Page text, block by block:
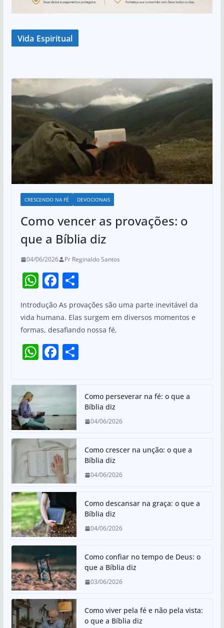
Vida Espiritual
CRESCENDO NA FÉ DEVOCIONAIS
Como vencer as provações: o
que a Bíblia diz
04/06/2026 Pr Reginaldo Santos
W
h
at
s
A
p
F
c
e
b
o
k
S
ar
e
Introdução As provações são uma parte inevitável da
vida humana. Elas surgem em diversos momentos e
formas, desafiando nossa fé,
W
at
A
p
p
F
c
e
b
o
o
k
S
e
Como perseverar na fé: o que a
Bíblia diz
04/06/2026
Como crescer na unção: o que a
Bíblia diz
04/06/2026
Como descansar na graça: o que a
Bíblia diz
04/06/2026
Como confiar no tempo de Deus: o
que a Bíblia diz
03/06/2026
Como viver pela fé e não pela vista:
o que a Bíblia diz